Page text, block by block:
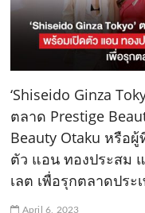
‘Shiseido Ginza
ตลาด Prestige
Beauty Otaku หรือ
ตัว แอน ทองประสม
เลต เพื่อรุกตลาดประ
April 6, 2023